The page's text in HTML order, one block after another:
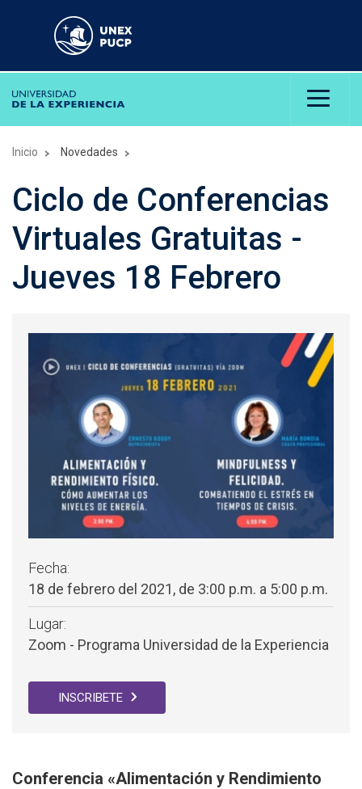
Inicio Novedades
Ciclo de Conferencias
Virtuales Gratuitas -
Jueves 18 Febrero
Fecha:
18 de febrero del 2021, de 3:00 p.m. a 5:00 p.m.
Lugar:
Zoom - Programa Universidad de la Experiencia
INSCRIBETE
Conferencia «Alimentación y Rendimiento